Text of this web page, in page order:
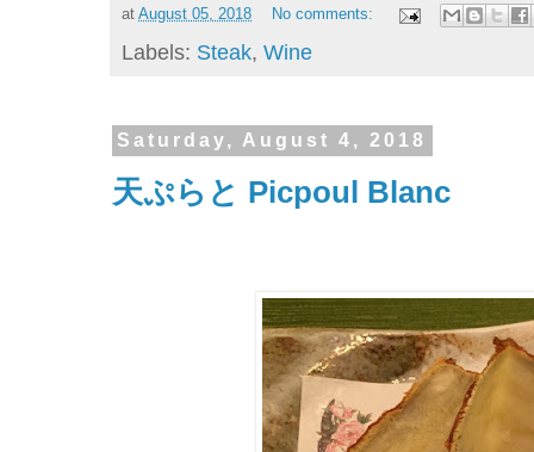
at August 05, 2018 No comments:
Labels: Steak, Wine
Saturday, August 4, 2018
天ぷらと Picpoul Blanc